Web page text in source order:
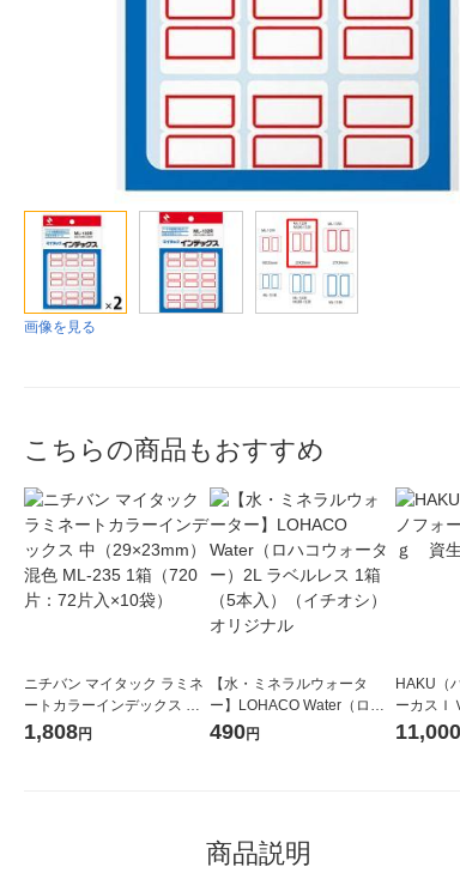
画像を見る
こちらの商品もおすすめ
ニチバン マイタック ラミネ
ートカラーインデックス 中
（29×23mm） 混色 ML-235
1,808円
【水・ミネラルウォータ
ー】LOHACO Water（ロハ
コウォーター）2L ラベルレ
490円
HAKU（
ーカス
堂 おま
11,000
商品説明